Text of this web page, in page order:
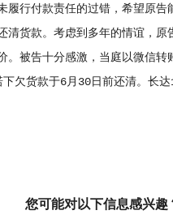
履行付款责任的过错，希望原告
清货款。考虑到多年的情谊，原
。被告十分感激，当庭以微信转
欠货款于6月30日前还清。长达
您可能对以下信息感兴趣